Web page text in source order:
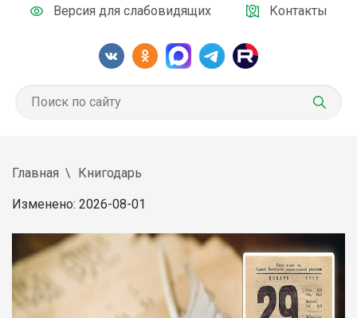
Версия для слабовидящих Контакты
Главная Книгодарь
Изменено: 2026-08-01